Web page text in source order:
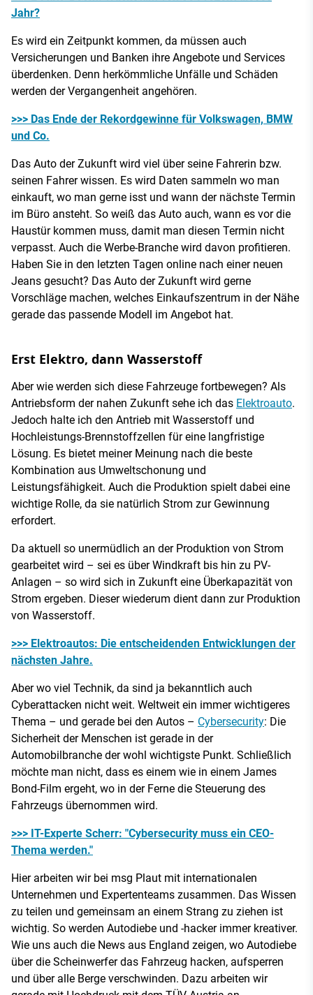
Jahr?
Es wird ein Zeitpunkt kommen, da müssen auch
Versicherungen und Banken ihre Angebote und Services
überdenken. Denn herkömmliche Unfälle und Schäden
werden der Vergangenheit angehören.
>>> Das Ende der Rekordgewinne für Volkswagen, BMW
und Co.
Das Auto der Zukunft wird viel über seine Fahrerin bzw.
seinen Fahrer wissen. Es wird Daten sammeln wo man
einkauft, wo man gerne isst und wann der nächste Termin
im Büro ansteht. So weiß das Auto auch, wann es vor die
Haustür kommen muss, damit man diesen Termin nicht
verpasst. Auch die Werbe-Branche wird davon profitieren.
Haben Sie in den letzten Tagen online nach einer neuen
Jeans gesucht? Das Auto der Zukunft wird gerne
Vorschläge machen, welches Einkaufszentrum in der Nähe
gerade das passende Modell im Angebot hat.
Erst Elektro, dann Wasserstoff
Aber wie werden sich diese Fahrzeuge fortbewegen? Als
Antriebsform der nahen Zukunft sehe ich das Elektroauto.
Jedoch halte ich den Antrieb mit Wasserstoff und
Hochleistungs-Brennstoffzellen für eine langfristige
Lösung. Es bietet meiner Meinung nach die beste
Kombination aus Umweltschonung und
Leistungsfähigkeit. Auch die Produktion spielt dabei eine
wichtige Rolle, da sie natürlich Strom zur Gewinnung
erfordert.
Da aktuell so unermüdlich an der Produktion von Strom
gearbeitet wird – sei es über Windkraft bis hin zu PV-
Anlagen – so wird sich in Zukunft eine Überkapazität von
Strom ergeben. Dieser wiederum dient dann zur Produktion
von Wasserstoff.
>>> Elektroautos: Die entscheidenden Entwicklungen der
nächsten Jahre.
Aber wo viel Technik, da sind ja bekanntlich auch
Cyberattacken nicht weit. Weltweit ein immer wichtigeres
Thema – und gerade bei den Autos – Cybersecurity: Die
Sicherheit der Menschen ist gerade in der
Automobilbranche der wohl wichtigste Punkt. Schließlich
möchte man nicht, dass es einem wie in einem James
Bond-Film ergeht, wo in der Ferne die Steuerung des
Fahrzeugs übernommen wird.
>>> IT-Experte Scherr: "Cybersecurity muss ein CEO-
Thema werden."
Hier arbeiten wir bei msg Plaut mit internationalen
Unternehmen und Expertenteams zusammen. Das Wissen
zu teilen und gemeinsam an einem Strang zu ziehen ist
wichtig. So werden Autodiebe und -hacker immer kreativer.
Wie uns auch die News aus England zeigen, wo Autodiebe
über die Scheinwerfer das Fahrzeug hacken, aufsperren
und über alle Berge verschwinden. Dazu arbeiten wir